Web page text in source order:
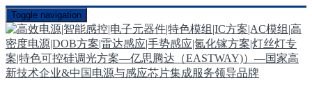
Toggle navigation